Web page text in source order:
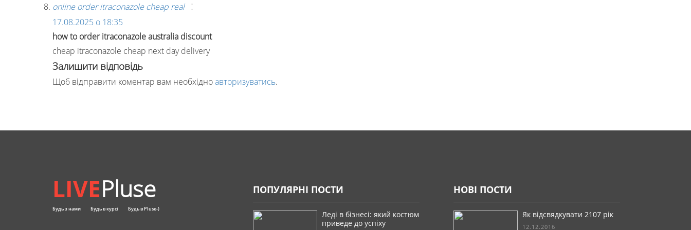
online order itraconazole cheap real :
17.08.2025 о 18:35
how to order itraconazole australia discount
cheap itraconazole cheap next day delivery
Залишити відповідь
Щоб відправити коментар вам необхідноавторизуватись.
LIVEPluse
Будь з нами Будь в курсі Будь в Pluse-)
ПОПУЛЯРНІ ПОСТИ
Леді в бізнесі: який костюм
приведе до успіху
НОВІ ПОСТИ
Як відсвядкувати 2107 рік
12.12.2016